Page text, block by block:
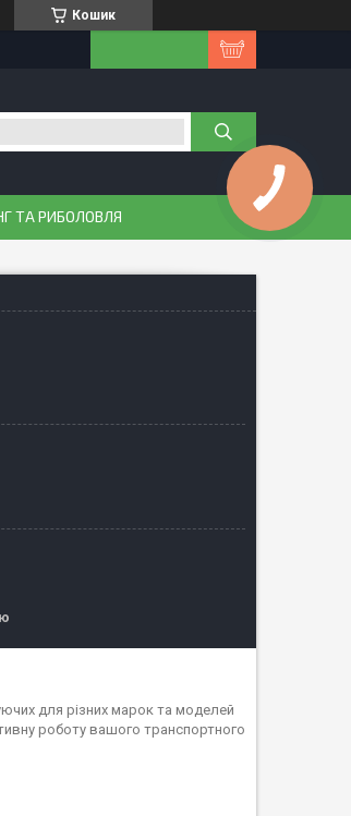
Кошик
ТА РИБОЛОВЛЯ
для різних марок та моделей
роботу вашого транспортного